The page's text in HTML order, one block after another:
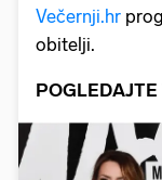
Večernji.hr
obitelji.
POGLEDAJTE